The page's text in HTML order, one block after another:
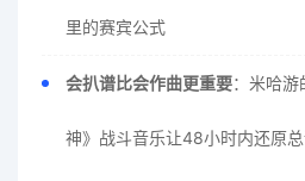
里的赛宾公式
会扒谱比会作曲更重要：米哈
神》战斗音乐让48小时内还原